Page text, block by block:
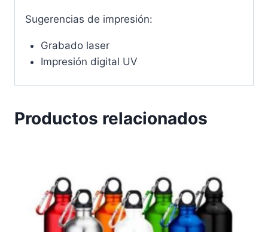
Sugerencias de impresión:
Grabado laser
Impresión digital UV
Productos relacionados